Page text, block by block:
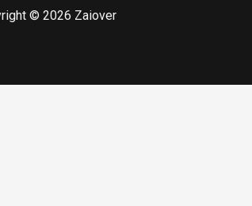
© 2026 Zaiover